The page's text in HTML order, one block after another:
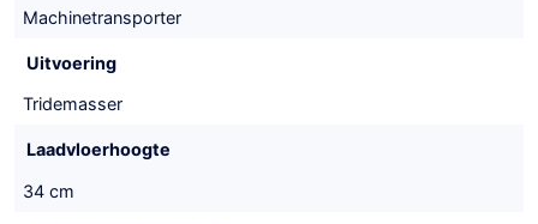
Machinetransporter
Uitvoering
Tridemasser
Laadvloerhoogte
34 cm